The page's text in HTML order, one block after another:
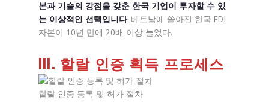
본과 기술의 강점을 갖춘 한국 기업이 투자할 수 있
는 이상적인 선택입니다. 베트남에 쏟아진 한국 FDI
자본이 10년 만에 20배 이상 늘었다.
III. 할랄 인증 획득 프로세스
할랄 인증 등록 및 허가 절차